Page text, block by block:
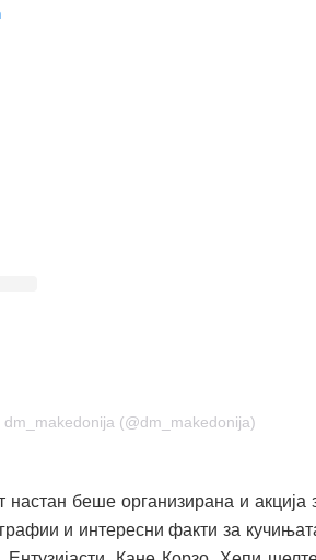
dm_makedonija (@dm_makedonija)
настан беше организирана и
и интересни факти за